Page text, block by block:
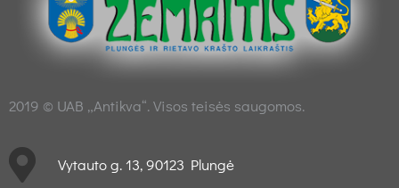
2019 © UAB „Antikva“. Visos teisės saugomos.
Vytauto g. 13, 90123 Plungė